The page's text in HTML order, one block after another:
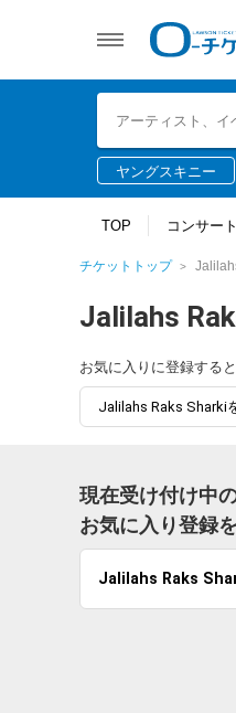
ヤングスキニー
TOP コンサート
チケットトップ
Jalilahs
お気に入りに登録する
Jalilahs Raks Sharki
現在受け付け中
お気に入り登録
Jalilahs Raks